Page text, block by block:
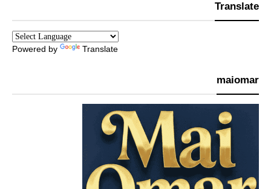
Translate
Powered by Translate
maiomar